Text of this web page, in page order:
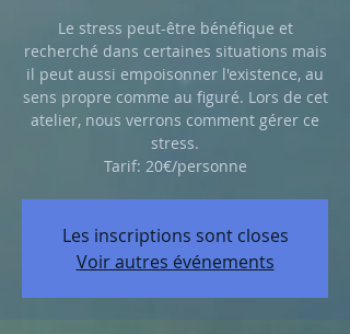
Le stress peut-être bénéfique et
recherché dans certaines situations mais
il peut aussi empoisonner l'existence, au
sens propre comme au figuré. Lors de cet
atelier, nous verrons comment gérer ce
stress.
Tarif: 20€/personne
Les inscriptions sont closes
Voir autres événements